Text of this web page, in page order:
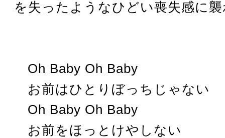
を失ったようなひどい喪失感に
Oh Baby Oh Baby
お前はひとりぼっちじゃない
Oh Baby Oh Baby
お前をほっとけやしない